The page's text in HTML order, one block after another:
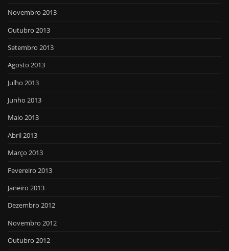
Novembro 2013
Outubro 2013
Setembro 2013
Agosto 2013
Julho 2013
Junho 2013
Maio 2013
Abril 2013
Março 2013
Fevereiro 2013
Janeiro 2013
Dezembro 2012
Novembro 2012
Outubro 2012